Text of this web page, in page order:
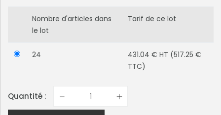
Nombre d'articles dans
le lot
Tarif de ce lot
24
431.04 € HT (517.25 €
TTC)
Quantité :